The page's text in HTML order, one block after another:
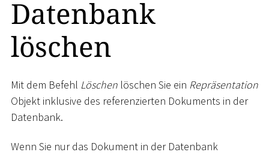
Datenbank
löschen
Mit dem Befehl Löschen löschen Sie ein Repräsentation
Objekt inklusive des referenzierten Dokuments in der
Datenbank.
Wenn Sie nur das Dokument in der Datenbank